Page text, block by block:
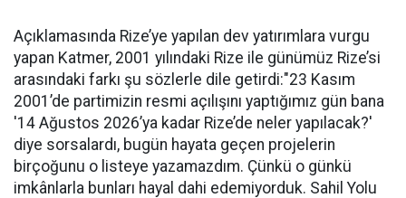
Açıklamasında Rize’ye yapılan dev yatırımlara vurgu
yapan Katmer, 2001 yılındaki Rize ile günümüz Rize’si
arasındaki farkı şu sözlerle dile getirdi:"23 Kasım
2001’de partimizin resmi açılışını yaptığımız gün bana
'14 Ağustos 2026’ya kadar Rize’de neler yapılacak?'
diye sorsalardı, bugün hayata geçen projelerin
birçoğunu o listeye yazamazdım. Çünkü o günkü
imkânlarla bunları hayal dahi edemiyorduk. Sahil Yolu